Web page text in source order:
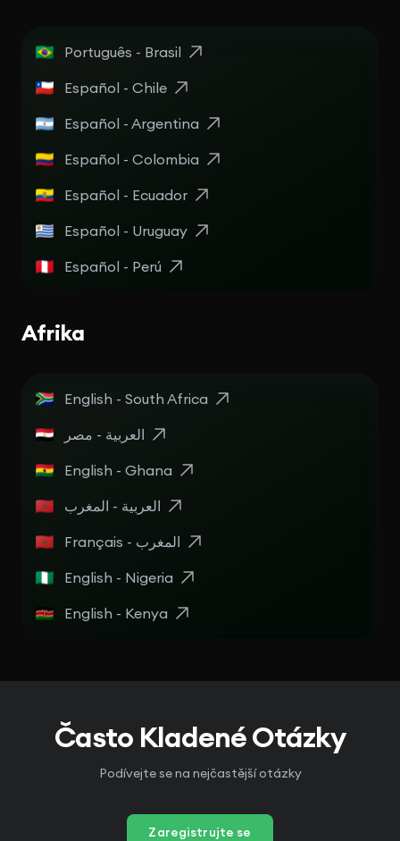
Português - Brasil
Español - Chile
Español - Argentina
Español - Colombia
Español - Ecuador
Español - Uruguay
Español - Perú
Afrika
English - South Africa
English - Ghana
العربية - المغرب
Français - المغرب
English - Nigeria
English - Kenya
Často Kladené Otázky
Podívejte se na nejčastější otázky
Zaregistrujte se